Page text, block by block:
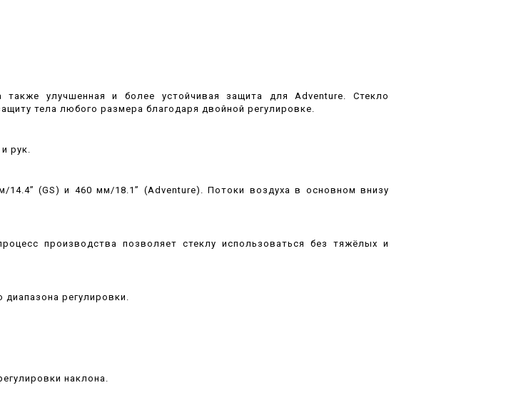
улучшенная и более устойчивая защита для Adventure. Стекло
тела любого размера благодаря двойной регулировке.
рук.
(GS) и 460 мм/18.1” (Adventure). Потоки воздуха в основном внизу
производства позволяет стеклу использоваться без тяжёлых и
регулировки.
наклона.